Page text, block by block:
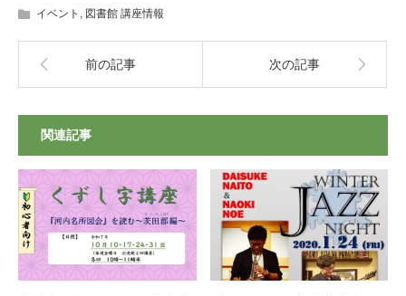
イベント , 図書館 講座情報
前の記事 次の記事
関連記事